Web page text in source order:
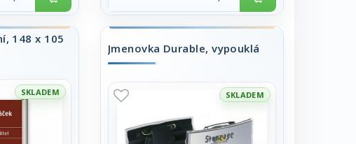
tisk :
cm. Možnosti potisku, digitální tisk.
Plocha k
10 kusů. Cena za kus.
148 x 105
SKLADEM
Jmenovka Durable, vypouklá
SKLADEM